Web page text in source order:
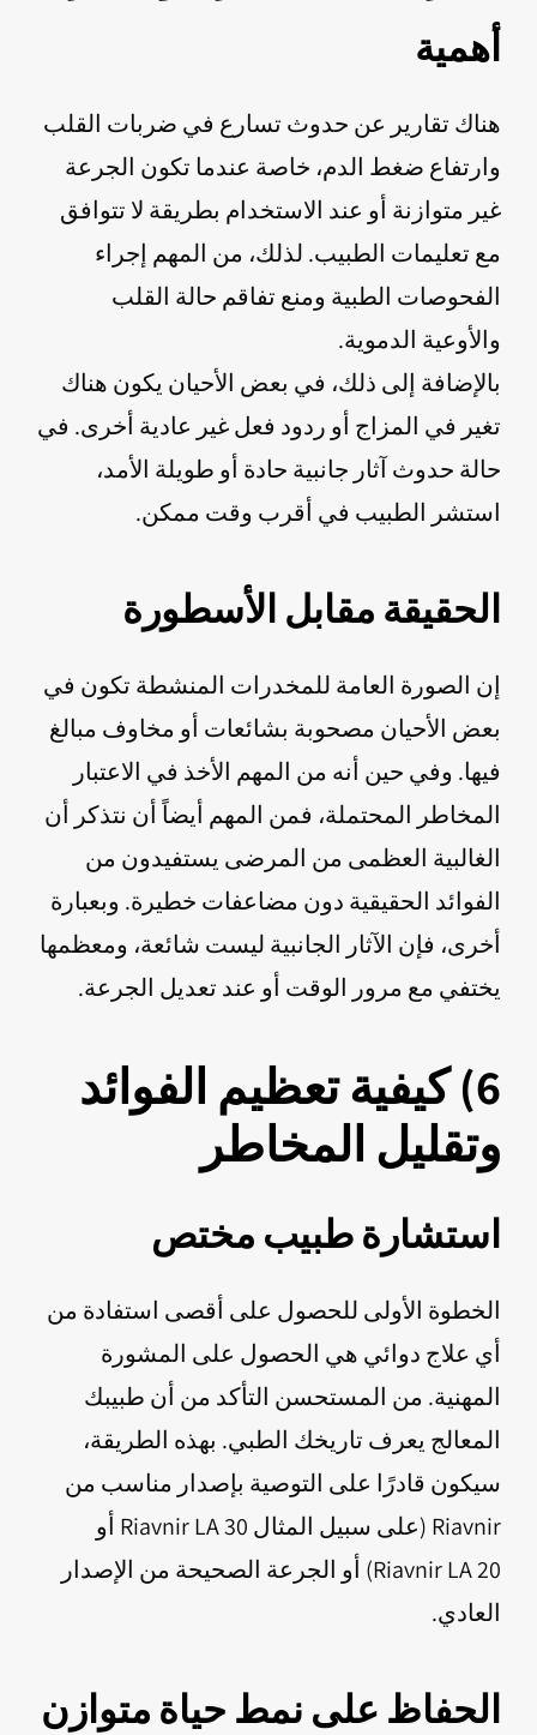
أهمية
هناك تقارير عن حدوث تسارع في ضربات القلب
وارتفاع ضغط الدم، خاصة عندما تكون الجرعة
غير متوازنة أو عند الاستخدام بطريقة لا تتوافق
مع تعليمات الطبيب. لذلك، من المهم إجراء
الفحوصات الطبية ومنع تفاقم حالة القلب
والأوعية الدموية.
بالإضافة إلى ذلك، في بعض الأحيان يكون هناك
تغير في المزاج أو ردود فعل غير عادية أخرى. في
حالة حدوث آثار جانبية حادة أو طويلة الأمد،
استشر الطبيب في أقرب وقت ممكن.
الحقيقة مقابل الأسطورة
إن الصورة العامة للمخدرات المنشطة تكون في
بعض الأحيان مصحوبة بشائعات أو مخاوف مبالغ
فيها. وفي حين أنه من المهم الأخذ في الاعتبار
المخاطر المحتملة، فمن المهم أيضاً أن نتذكر أن
الغالبية العظمى من المرضى يستفيدون من
الفوائد الحقيقية دون مضاعفات خطيرة. وبعبارة
أخرى، فإن الآثار الجانبية ليست شائعة، ومعظمها
يختفي مع مرور الوقت أو عند تعديل الجرعة.
6) كيفية تعظيم الفوائد
وتقليل المخاطر
استشارة طبيب مختص
الخطوة الأولى للحصول على أقصى استفادة من
أي علاج دوائي هي الحصول على المشورة
المهنية. من المستحسن التأكد من أن طبيبك
المعالج يعرف تاريخك الطبي. بهذه الطريقة،
سيكون قادرًا على التوصية بإصدار مناسب من
Riavnir (على سبيل المثال Riavnir LA 30 أو
Riavnir LA 20) أو الجرعة الصحيحة من الإصدار
العادي.
الحفاظ على نمط حياة متوازن